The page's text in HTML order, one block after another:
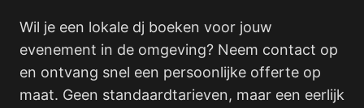
Wil je een lokale dj boeken voor jouw
evenement in de omgeving? Neem contact op
en ontvang snel een persoonlijke offerte op
maat. Geen standaardtarieven, maar een eerlijk